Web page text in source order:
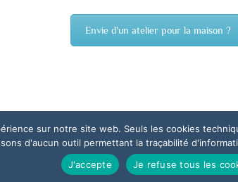
Envie d'un atelier pour la maison ?
sur notre site web. Seuls les cookies
d'aucun outil permettant la traçabilité
J'accepte
Je refuse tous les